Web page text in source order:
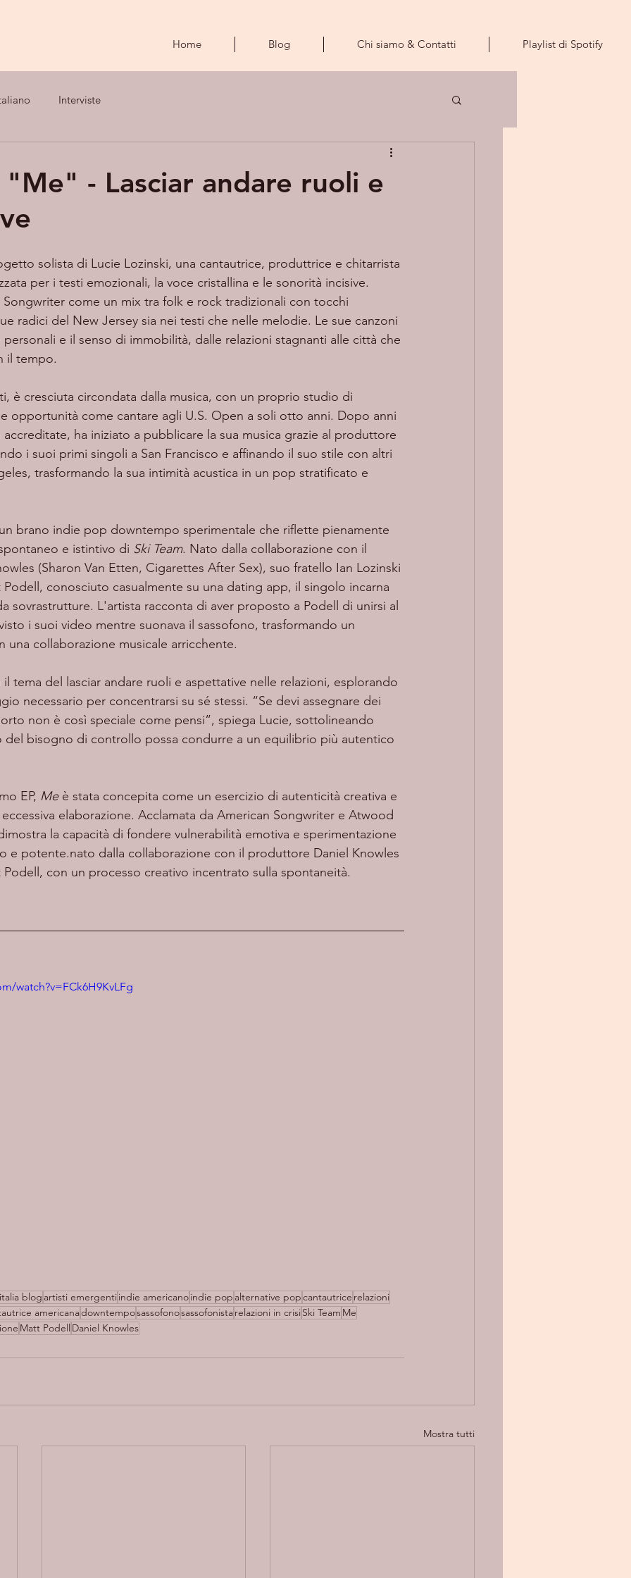
Home Blog Chi siamo & Contatti Playlist di Spotify
Interviste
"Me" - Lasciar andare ruoli e
solista di Lucie Lozinski, una cantautrice, produttrice e chitarrista
per i testi emozionali, la voce cristallina e le sonorità incisive.
Songwriter come un mix tra folk e rock tradizionali con tocchi
radici del New Jersey sia nei testi che nelle melodie. Le sue canzoni
e il senso di immobilità, dalle relazioni stagnanti alle città che
il tempo.
opportunità come cantare agli U.S. Open a soli otto anni. Dopo anni
ha iniziato a pubblicare la sua musica grazie al produttore
i suoi primi singoli a San Francisco e affinando il suo stile con altri
trasformando la sua intimità acustica in un pop stratificato e
brano indie pop downtempo sperimentale che riflette pienamente
e istintivo di Ski Team. Nato dalla collaborazione con il
(Sharon Van Etten, Cigarettes After Sex), suo fratello Ian Lozinski
Podell, conosciuto casualmente su una dating app, il singolo incarna
sovrastrutture. L'artista racconta di aver proposto a Podell di unirsi al
i suoi video mentre suonava il sassofono, trasformando un
una collaborazione musicale arricchente.
necessario per concentrarsi su sé stessi. “Se devi assegnare dei
non è così speciale come pensi”, spiega Lucie, sottolineando
del bisogno di controllo possa condurre a un equilibrio più autentico
EP,
Me è stata concepita come un esercizio di autenticità creativa e
elaborazione. Acclamata da American Songwriter e Atwood
la capacità di fondere vulnerabilità emotiva e sperimentazione
e potente.nato dalla collaborazione con il produttore Daniel Knowles
Podell, con un processo creativo incentrato sulla spontaneità.
watch?v=FCk6H9KvLFg
blog artisti emergentiindie americanoindie pop alternative popcantautrice relazioni
americanadowntemposassofonosassofonistarelazioni in crisiSki Team Me
Matt Podell Daniel Knowles
Mostra tutti